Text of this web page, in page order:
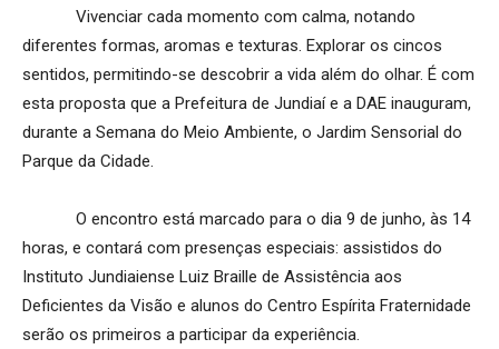
Vivenciar cada momento com calma, notando
diferentes formas, aromas e texturas. Explorar os cincos
sentidos, permitindo-se descobrir a vida além do olhar. É com
esta proposta que a Prefeitura de Jundiaí e a DAE inauguram,
durante a Semana do Meio Ambiente, o Jardim Sensorial do
Parque da Cidade.
O encontro está marcado para o dia 9 de junho, às 14
horas, e contará com presenças especiais: assistidos do
Instituto Jundiaiense Luiz Braille de Assistência aos
Deficientes da Visão e alunos do Centro Espírita Fraternidade
serão os primeiros a participar da experiência.